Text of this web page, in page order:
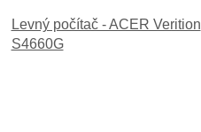
Levný počítač - ACER Verition
S4660G